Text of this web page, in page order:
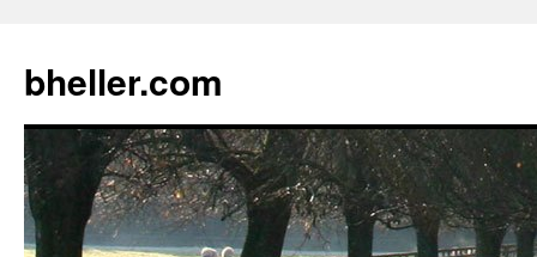
contenu
bheller.com